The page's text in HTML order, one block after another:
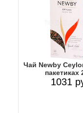
Чай Newby
пакетиках
1031